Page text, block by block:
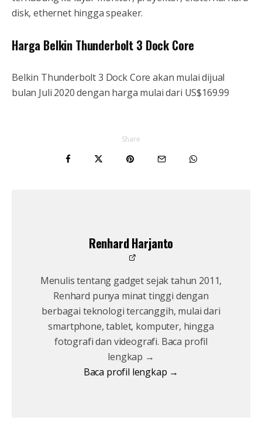
disk, ethernet hingga speaker.
Harga Belkin Thunderbolt 3 Dock Core
Belkin Thunderbolt 3 Dock Core akan mulai dijual
bulan Juli 2020 dengan harga mulai dari US$169.99
Share
Renhard Harjanto
Menulis tentang gadget sejak tahun 2011,
Renhard punya minat tinggi dengan
berbagai teknologi tercanggih, mulai dari
smartphone, tablet, komputer, hingga
fotografi dan videografi. Baca profil
lengkap →
Baca profil lengkap →